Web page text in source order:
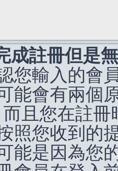
成註冊但是
您輸入的會
能會有兩個
且您在註
照您收到的
能是因為您